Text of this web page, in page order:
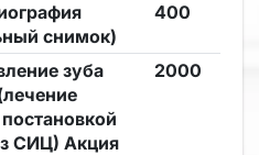
снимок)
400
зуба
СИЦ) Акция
2000